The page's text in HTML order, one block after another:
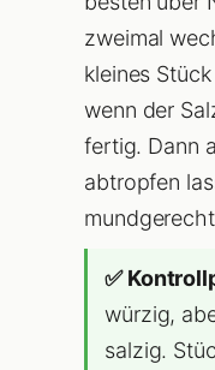
zweimal
kleines
wenn der
fertig. Dann
abtropfen
✅
würzig,
salzig.